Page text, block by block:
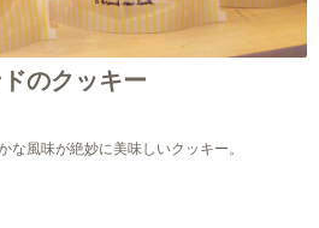
のクッキー
な風味が絶妙に美味しいクッキー。